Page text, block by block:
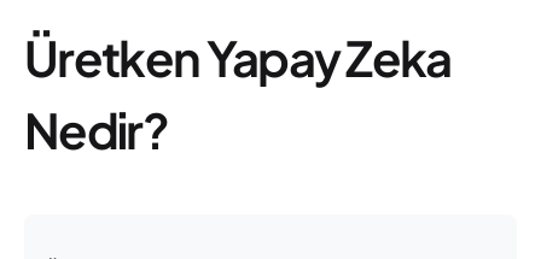
Üretken Yapay Zeka
Nedir?